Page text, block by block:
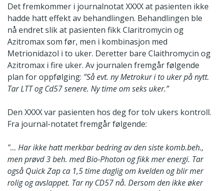
Det fremkommer i journalnotat XXXX at pasienten ikke
hadde hatt effekt av behandlingen. Behandlingen ble
nå endret slik at pasienten fikk Claritromycin og
Azitromax som før, men i kombinasjon med
Metrionidazol i to uker. Deretter bare Claithromycin og
Azitromax i fire uker. Av journalen fremgår følgende
plan for oppfølging: ”Så evt. ny Metrokur i to uker på nytt.
Tar LTT og Cd57 senere. Ny time om seks uker.”
Den XXXX var pasienten hos deg for tolv ukers kontroll.
Fra journal-notatet fremgår følgende:
"… Har ikke hatt merkbar bedring av den siste komb.beh.,
men prøvd 3 beh. med Bio-Photon og fikk mer energi. Tar
også Quick Zap ca 1,5 time daglig om kvelden og blir mer
rolig og avslappet. Tar ny CD57 nå. Dersom den ikke øker